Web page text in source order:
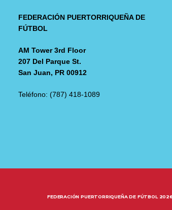
FEDERACIÓN PUERTORRIQUEÑA DE
FÚTBOL
AM Tower 3rd Floor
207 Del Parque St.
San Juan, PR 00912
Teléfono: (787) 418-1089
FEDERACIÓN PUERTORRIQUEÑA DE FÚTBOL